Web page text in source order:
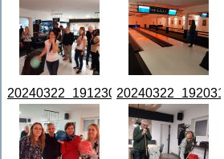
20240322_191230.jpg